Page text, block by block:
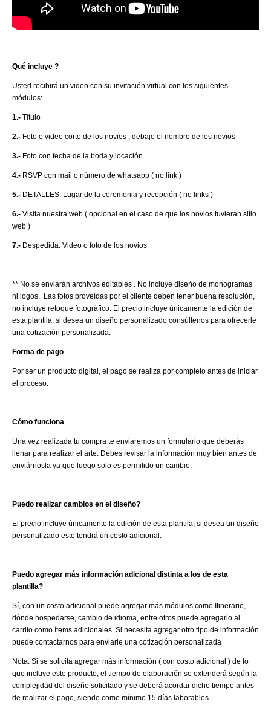
Qué incluye ?
Usted recibirá un video con su invitación virtual con los siguientes
módulos:
1.- Título
2.- Foto o video corto de los novios , debajo el nombre de los novios
3.- Foto con fecha de la boda y locación
4.- RSVP con mail o número de whatsapp ( no link )
5.- DETALLES: Lugar de la ceremonia y recepción ( no links )
6.- Visita nuestra web ( opcional en el caso de que los novios tuvieran sitio
web )
7.- Despedida: Video o foto de los novios
** No se enviarán archivos editables . No incluye diseño de monogramas
ni logos. Las fotos proveídas por el cliente deben tener buena resolución,
no incluye retoque fotográfico. El precio incluye únicamente la edición de
esta plantila, si desea un diseño personalizado consúltenos para ofrecerle
una cotización personalizada.
Forma de pago
Por ser un producto digital, el pago se realiza por completo antes de iniciar
el proceso.
Cómo funciona
Una vez realizada tu compra te enviaremos un formulario que deberás
llenar para realizar el arte. Debes revisar la información muy bien antes de
enviárnosla ya que luego solo es permitido un cambio.
Puedo realizar cambios en el diseño?
El precio incluye únicamente la edición de esta plantila, si desea un diseño
personalizado este tendrá un costo adicional.
Puedo agregar más información adicional distinta a los de esta
plantilla?
Sí, con un costo adicional puede agregar más módulos como Itinerario,
dónde hospedarse, cambio de idioma, entre otros puede agregarlo al
carrito como ítems adicionales. Si necesita agregar otro tipo de información
puede contactarnos para enviarle una cotización personalizada
Nota: Si se solicita agregar más información ( con costo adicional ) de lo
que incluye este producto, el tiempo de elaboración se extenderá según la
complejidad del diseño solicitado y se deberá acordar dicho tiempo antes
de realizar el pago, siendo como mínimo 15 días laborables.